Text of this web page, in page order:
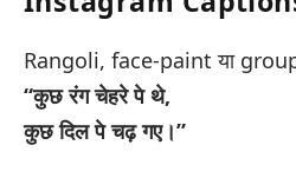
Rangoli, face-paint या
“कुछ रंग चेहरे पे थे,
कुछ दिल पे चढ़ गए।”